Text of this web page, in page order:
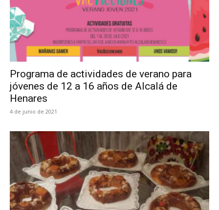
Programa de actividades de verano para
jóvenes de 12 a 16 años de Alcalá de
Henares
4 de junio de 2021